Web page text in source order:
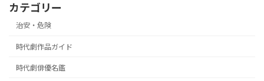
カテゴリー
治安・危険
時代劇作品ガイド
時代劇俳優名鑑